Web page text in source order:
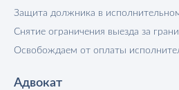
Защита должника в
Снятие ограничения выезда за
Освобождаем от оплаты
Адвокат